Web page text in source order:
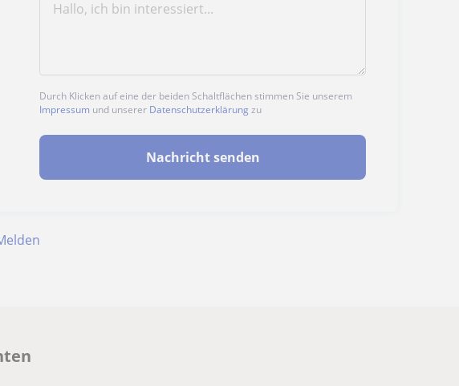
Durch Klicken auf eine der beiden Schaltflächen stimmen Sie unserem
Impressum und unserer Datenschutzerklärung zu
Nachricht senden